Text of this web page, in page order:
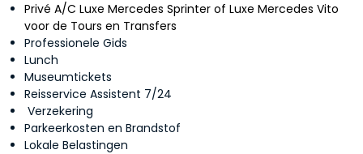
Privé A/C Luxe Mercedes Sprinter of Luxe Mercedes Vito
voor de Tours en Transfers
Professionele Gids
Lunch
Museumtickets
Reisservice Assistent 7/24
Verzekering
Parkeerkosten en Brandstof
Lokale Belastingen